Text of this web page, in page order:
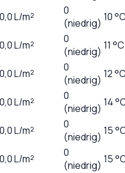
0,0L/m²
0
(niedrig) 10
0,0L/m²
0
(niedrig) 11 °C
0,0L/m²
0
(niedrig) 12
0,0L/m²
0
(niedrig) 14
0,0L/m²
0
(niedrig) 15
0,0L/m²
0
(niedrig) 15